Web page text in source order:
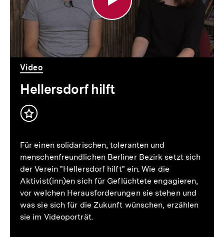
Video
Hellersdorf hilft
Inhalt
Für einen solidarischen, toleranten und
menschenfreundlichen Berliner Bezirk setzt sich
der Verein "Hellersdorf hilft" ein. Wie die
Aktivist(inn)en sich für Geflüchtete engagieren,
vor welchen Herausforderungen sie stehen und
was sie sich für die Zukunft wünschen, erzählen
sie im Videoporträt.